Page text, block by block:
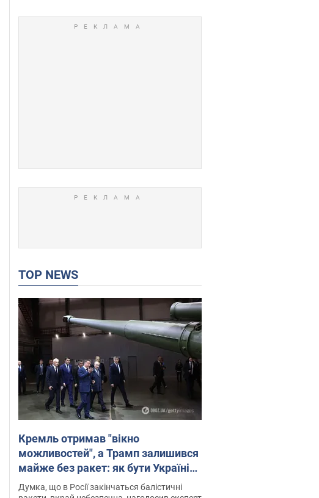
TOP NEWS
Кремль отримав "вікно
можливостей", а Трамп залишився
майже без ракет: як бути Україні?
Інтерв’ю з Мельником
Думка, що в Росії закінчаться балістичні